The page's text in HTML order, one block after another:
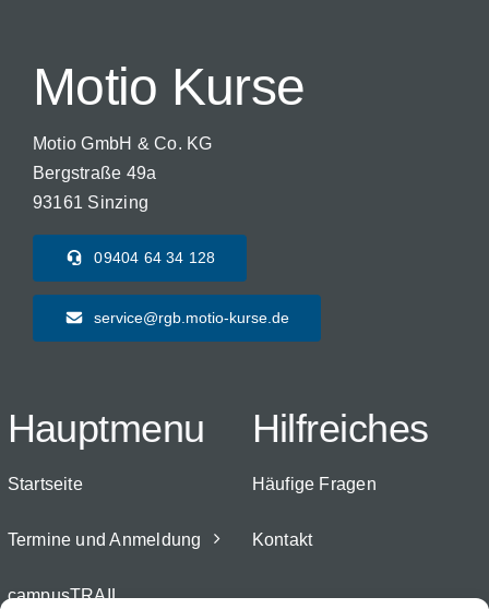
Motio Kurse
Motio GmbH & Co. KG
Bergstraße 49a
93161 Sinzing
09404 64 34 128
service@rgb.motio-kurse.de
Hauptmenu
Startseite
Termine und Anmeldung
campusTRAIL
Hilfreiches
Häufige Fragen
Kontakt